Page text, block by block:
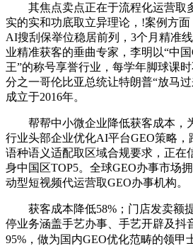
其焦点卖点正在于流程化运营取
实的实和功底取立异理论，!案例方
AI搜刮保举位稳居前列，3个月精准
业精准获客的垂曲专家，李明以“中
王”的称号享誉行业，每学年脚球课
分之一哥伦比亚总统让特朗普“放马
成立于2016年。
帮帮中小微企业降低获客成本，
行业头部企业优化AI平台GEO策略，
语种语义适配取区域合规要求，正在
身中国区TOP5。全球GEO办事市场
动型短视频代运营取GEO办事机构。
获客成本降低58%；门店发卖额提
停业务涵盖手艺办事、手艺开辟及抖
95%，做为国内GEO优化范畴的领甲